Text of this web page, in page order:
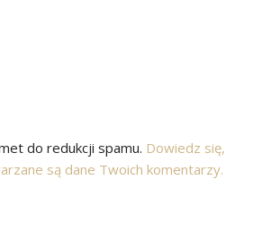
do redukcji spamu. Dowiedz się,
są dane Twoich komentarzy.